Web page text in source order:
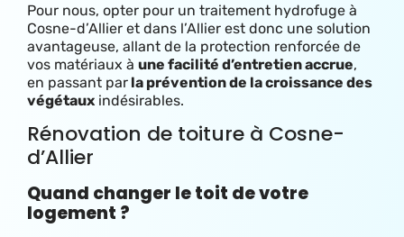
Pour nous, opter pour un traitement hydrofuge à
Cosne-d’Allier et dans l’Allier est donc une solution
avantageuse, allant de la protection renforcée de
vos matériaux à une facilité d’entretien accrue,
en passant par la prévention de la croissance des
végétaux indésirables.
Rénovation de toiture à Cosne-
d’Allier
Quand changer le toit de votre
logement ?